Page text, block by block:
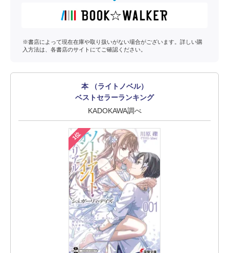
※書店によって現在在庫や取り扱いがない場合がございます。詳しい購
入方法は、各書店のサイトにてご確認ください。
本 （ライトノベル）
ベストセラーランキング
KADOKAWA調べ
1位